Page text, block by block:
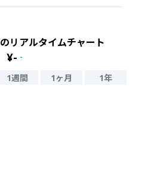
のリアルタイムチャート
¥- -
1週間 1ヶ月 1年